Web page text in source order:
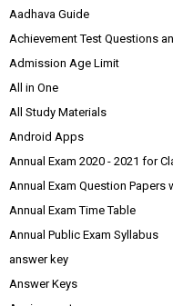
Aadhava Guide
Achievement Test Questions
Admission Age Limit
All in One
All Study Materials
Android Apps
Annual Exam 2020 - 2021 for
Annual Exam Question
Annual Exam Time Table
Annual Public Exam Syllabus
answer key
Answer Keys